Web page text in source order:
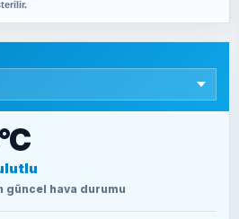
Muharebeleri (10-24
güncel hava durumu